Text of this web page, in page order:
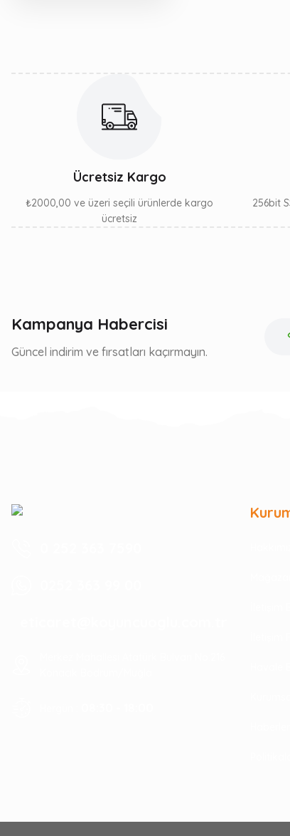
Ücretsiz Kargo
₺2000,00 ve üzeri seçili ürünlerde kargo
ücretsiz
256bit
Kampanya Habercisi
Güncel indirim ve fırsatları kaçırmayın.